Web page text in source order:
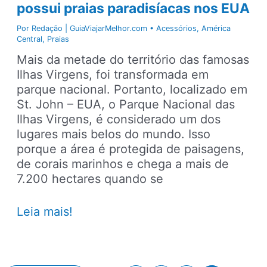
possui praias paradisíacas nos EUA
Por Redação | GuiaViajarMelhor.com •Acessórios,América
Central, Praias
Mais da metade do território das famosas
Ilhas Virgens, foi transformada em
parque nacional. Portanto, localizado em
St. John – EUA, o Parque Nacional das
Ilhas Virgens, é considerado um dos
lugares mais belos do mundo. Isso
porque a área é protegida de paisagens,
de corais marinhos e chega a mais de
7.200 hectares quando se
Parque
Leia mais!